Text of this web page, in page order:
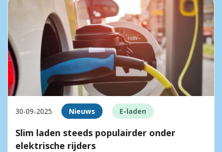
30-09-2025 Nieuws E-laden
Slim laden steeds populairder onder
elektrische rijders